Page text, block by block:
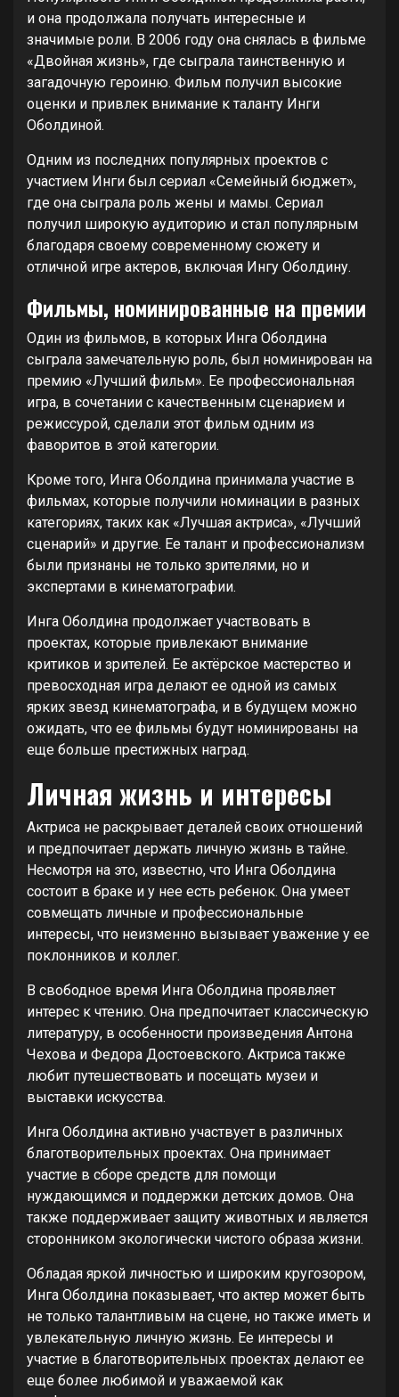
и она продолжала получать интересные и
значимые роли. В 2006 году она снялась в фильме
«Двойная жизнь», где сыграла таинственную и
загадочную героиню. Фильм получил высокие
оценки и привлек внимание к таланту Инги
Оболдиной.
Одним из последних популярных проектов с
участием Инги был сериал «Семейный бюджет»,
где она сыграла роль жены и мамы. Сериал
получил широкую аудиторию и стал популярным
благодаря своему современному сюжету и
отличной игре актеров, включая Ингу Оболдину.
Фильмы, номинированные на премии
Один из фильмов, в которых Инга Оболдина
сыграла замечательную роль, был номинирован на
премию «Лучший фильм». Ее профессиональная
игра, в сочетании с качественным сценарием и
режиссурой, сделали этот фильм одним из
фаворитов в этой категории.
Кроме того, Инга Оболдина принимала участие в
фильмах, которые получили номинации в разных
категориях, таких как «Лучшая актриса», «Лучший
сценарий» и другие. Ее талант и профессионализм
были признаны не только зрителями, но и
экспертами в кинематографии.
Инга Оболдина продолжает участвовать в
проектах, которые привлекают внимание
критиков и зрителей. Ее актёрское мастерство и
превосходная игра делают ее одной из самых
ярких звезд кинематографа, и в будущем можно
ожидать, что ее фильмы будут номинированы на
еще больше престижных наград.
Личная жизнь и интересы
Актриса не раскрывает деталей своих отношений
и предпочитает держать личную жизнь в тайне.
Несмотря на это, известно, что Инга Оболдина
состоит в браке и у нее есть ребенок. Она умеет
совмещать личные и профессиональные
интересы, что неизменно вызывает уважение у ее
поклонников и коллег.
В свободное время Инга Оболдина проявляет
интерес к чтению. Она предпочитает классическую
литературу, в особенности произведения Антона
Чехова и Федора Достоевского. Актриса также
любит путешествовать и посещать музеи и
выставки искусства.
Инга Оболдина активно участвует в различных
благотворительных проектах. Она принимает
участие в сборе средств для помощи
нуждающимся и поддержки детских домов. Она
также поддерживает защиту животных и является
сторонником экологически чистого образа жизни.
Обладая яркой личностью и широким кругозором,
Инга Оболдина показывает, что актер может быть
не только талантливым на сцене, но также иметь и
увлекательную личную жизнь. Ее интересы и
участие в благотворительных проектах делают ее
еще более любимой и уважаемой как